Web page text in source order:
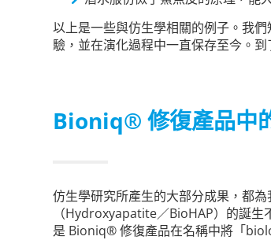
以上是一些與仿生學相關的例子。我
驗，並在演化過程中一直保存至今。
Bioniq® 修復產品中
仿生學研究所產生的大部分成果，都
（Hydroxyapatite／BioHAP）的誕
是 Bioniq® 修復產品在名稱中將「